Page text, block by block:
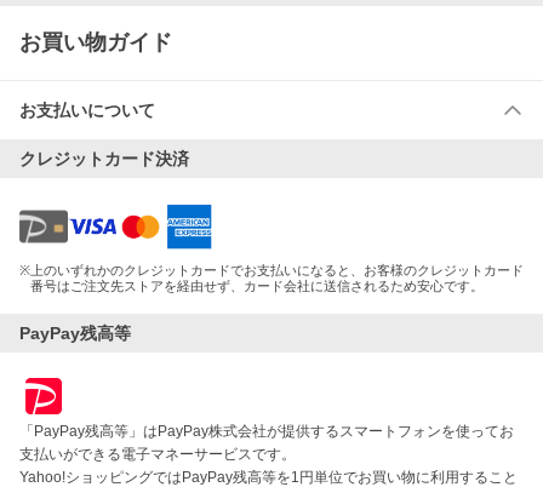
お買い物ガイド
お支払いについて
クレジットカード決済
※ 上のいずれかのクレジットカードでお支払いになると、お客様のクレジットカード
番号はご注文先ストアを経由せず、カード会社に送信されるため安心です。
PayPay残高等
「PayPay残高等」はPayPay株式会社が提供するスマートフォンを使ってお
支払いができる電子マネーサービスです。
Yahoo!ショッピングではPayPay残高等を1円単位でお買い物に利用すること